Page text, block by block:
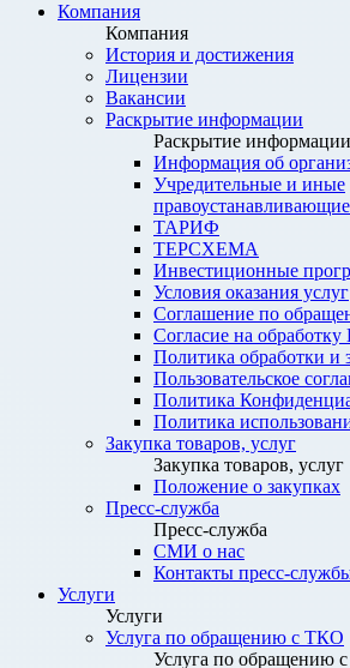
Компания
Компания
История и достижения
Лицензии
Вакансии
Раскрытие информации
Раскрытие информации
Информация об
Учредительные и иные
ТАРИФ
ТЕРСХЕМА
Инвестиционные
Условия оказания услуг
Соглашение по
Согласие на
Политика обработки
Пользовательское
Политика
Политика
Закупка товаров, услуг
Закупка товаров, услуг
Положение о закупках
Пресс-служба
Пресс-служба
СМИ о нас
Контакты пресс-
Услуги
Услуги
Услуга по обращению с ТКО
Услуга по обращению